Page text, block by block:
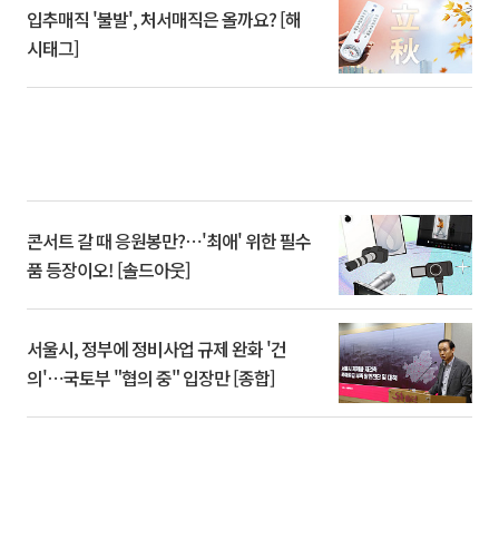
입추매직 '불발', 처서매직은 올까요? [해
시태그]
콘서트 갈 때 응원봉만?⋯'최애' 위한 필수
품 등장이오! [솔드아웃]
서울시, 정부에 정비사업 규제 완화 '건
의'⋯국토부 "협의 중" 입장만 [종합]